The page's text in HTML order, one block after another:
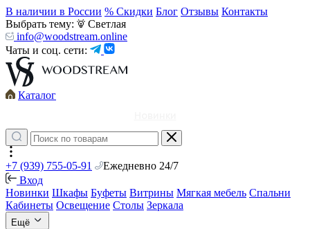
В наличии в России % Скидки Блог Отзывы Контакты
Выбрать тему:
Светлая
info@woodstream.online
Чаты и соц. сети:
Каталог
+7 (939) 755-05-91
Ежедневно 24/7
Вход
Новинки Шкафы Буфеты Витрины Мягкая мебель Спальни
Кабинеты Освещение Столы Зеркала
Ещё